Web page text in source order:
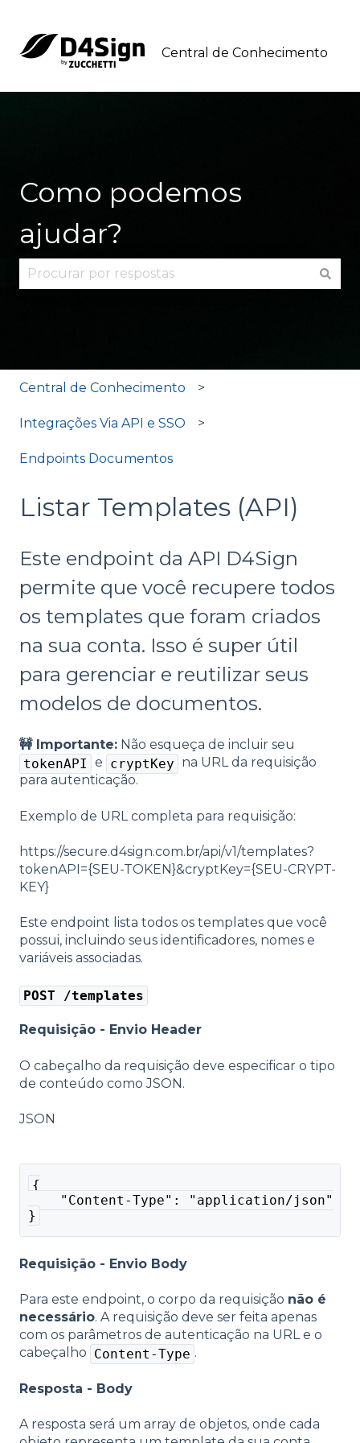
Central de Conhecimento
Como podemos
ajudar?
Central de Conhecimento
Integrações Via API e SSO
Endpoints Documentos
Listar Templates (API)
Este endpoint da API D4Sign
permite que você recupere todos
os templates que foram criados
na sua conta. Isso é super útil
para gerenciar e reutilizar seus
modelos de documentos.
🚧 Importante: Não esqueça de incluir seu
tokenAPI e cryptKey na URL da requisição
para autenticação.
Exemplo de URL completa para requisição:
https://secure.d4sign.com.br/api/v1/templates?
tokenAPI={SEU-TOKEN}&cryptKey={SEU-CRYPT-
KEY}
Este endpoint lista todos os templates que você
possui, incluindo seus identificadores, nomes e
variáveis associadas.
POST /templates
Requisição - Envio Header
O cabeçalho da requisição deve especificar o tipo
de conteúdo como JSON.
JSON
{
    "Content-Type": "application/json"
}
Requisição - Envio Body
Para este endpoint, o corpo da requisição não é
necessário. A requisição deve ser feita apenas
com os parâmetros de autenticação na URL e o
cabeçalho Content-Type .
Resposta - Body
A resposta será um array de objetos, onde cada